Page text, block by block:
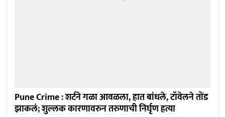
Pune Crime : शर्टने गळा आवळला, हात बांधले, टॉवेलने तोंड
झाकलं; शुल्लक कारणावरुन तरुणाची निर्घृण हत्या